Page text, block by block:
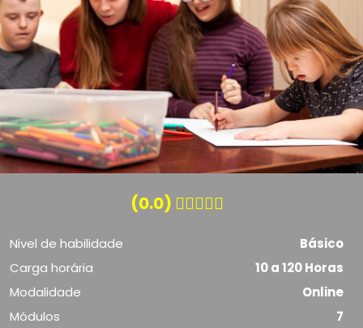
(0.0)
Nivel de habilidade
Básico
Carga horária
10 a 120 Horas
Modalidade
Online
Módulos
7